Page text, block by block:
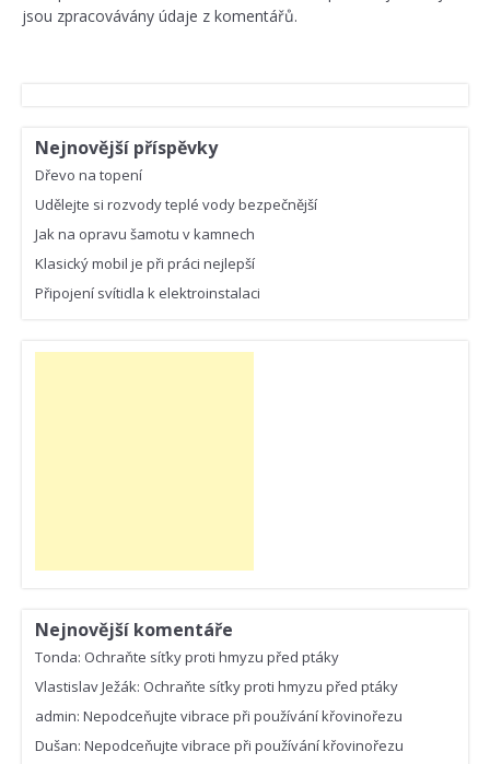
jsou zpracovávány údaje z komentářů.
Nejnovější příspěvky
Dřevo na topení
Udělejte si rozvody teplé vody bezpečnější
Jak na opravu šamotu v kamnech
Klasický mobil je při práci nejlepší
Připojení svítidla k elektroinstalaci
Nejnovější komentáře
Tonda: Ochraňte síťky proti hmyzu před ptáky
Vlastislav Ježák: Ochraňte síťky proti hmyzu před ptáky
admin: Nepodceňujte vibrace při používání křovinořezu
Dušan: Nepodceňujte vibrace při používání křovinořezu